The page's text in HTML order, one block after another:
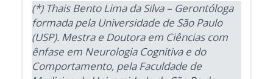
(*) Thais Bento Lima da Silva – Gerontóloga
formada pela Universidade de São Paulo
(USP). Mestra e Doutora em Ciências com
ênfase em Neurologia Cognitiva e do
Comportamento, pela Faculdade de